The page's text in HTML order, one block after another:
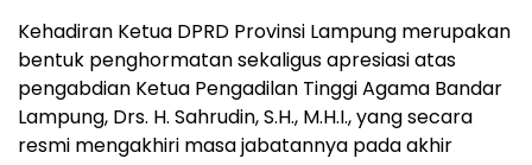
Kehadiran Ketua DPRD Provinsi Lampung merupakan
bentuk penghormatan sekaligus apresiasi atas
pengabdian Ketua Pengadilan Tinggi Agama Bandar
Lampung, Drs. H. Sahrudin, S.H., M.H.I., yang secara
resmi mengakhiri masa jabatannya pada akhir